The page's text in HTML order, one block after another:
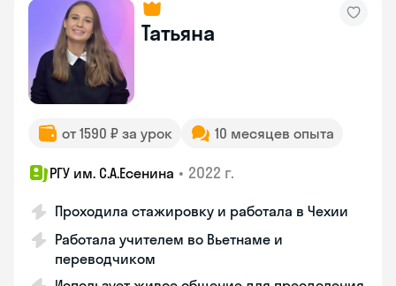
Татьяна
от 1590 ₽ за урок 10 месяцев опыта
РГУ им. С.А.Есенина • 2022 г.
Проходила стажировку и работала в Чехии
Работала учителем во Вьетнаме и
переводчиком